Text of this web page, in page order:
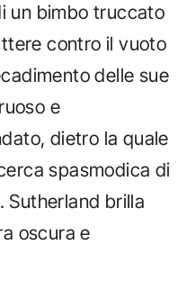
un bimbo truccato
contro il vuoto
delle sue
e
dietro la quale
spasmodica di
Sutherland brilla
oscura e